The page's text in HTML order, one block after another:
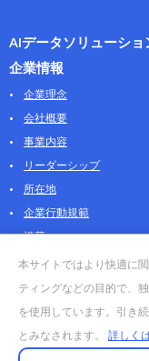
AIデータソリューショ
企業情報
企業理念
会社概要
事業内容
リーダーシップ
所在地
企業行動規範
沿革
採用情報
パートナー
お問合せ・販売
法人お問合せについて
本サイトではより快適に
ティングなどの目的で、
を使用しています。引き
とみなされます。 詳しく